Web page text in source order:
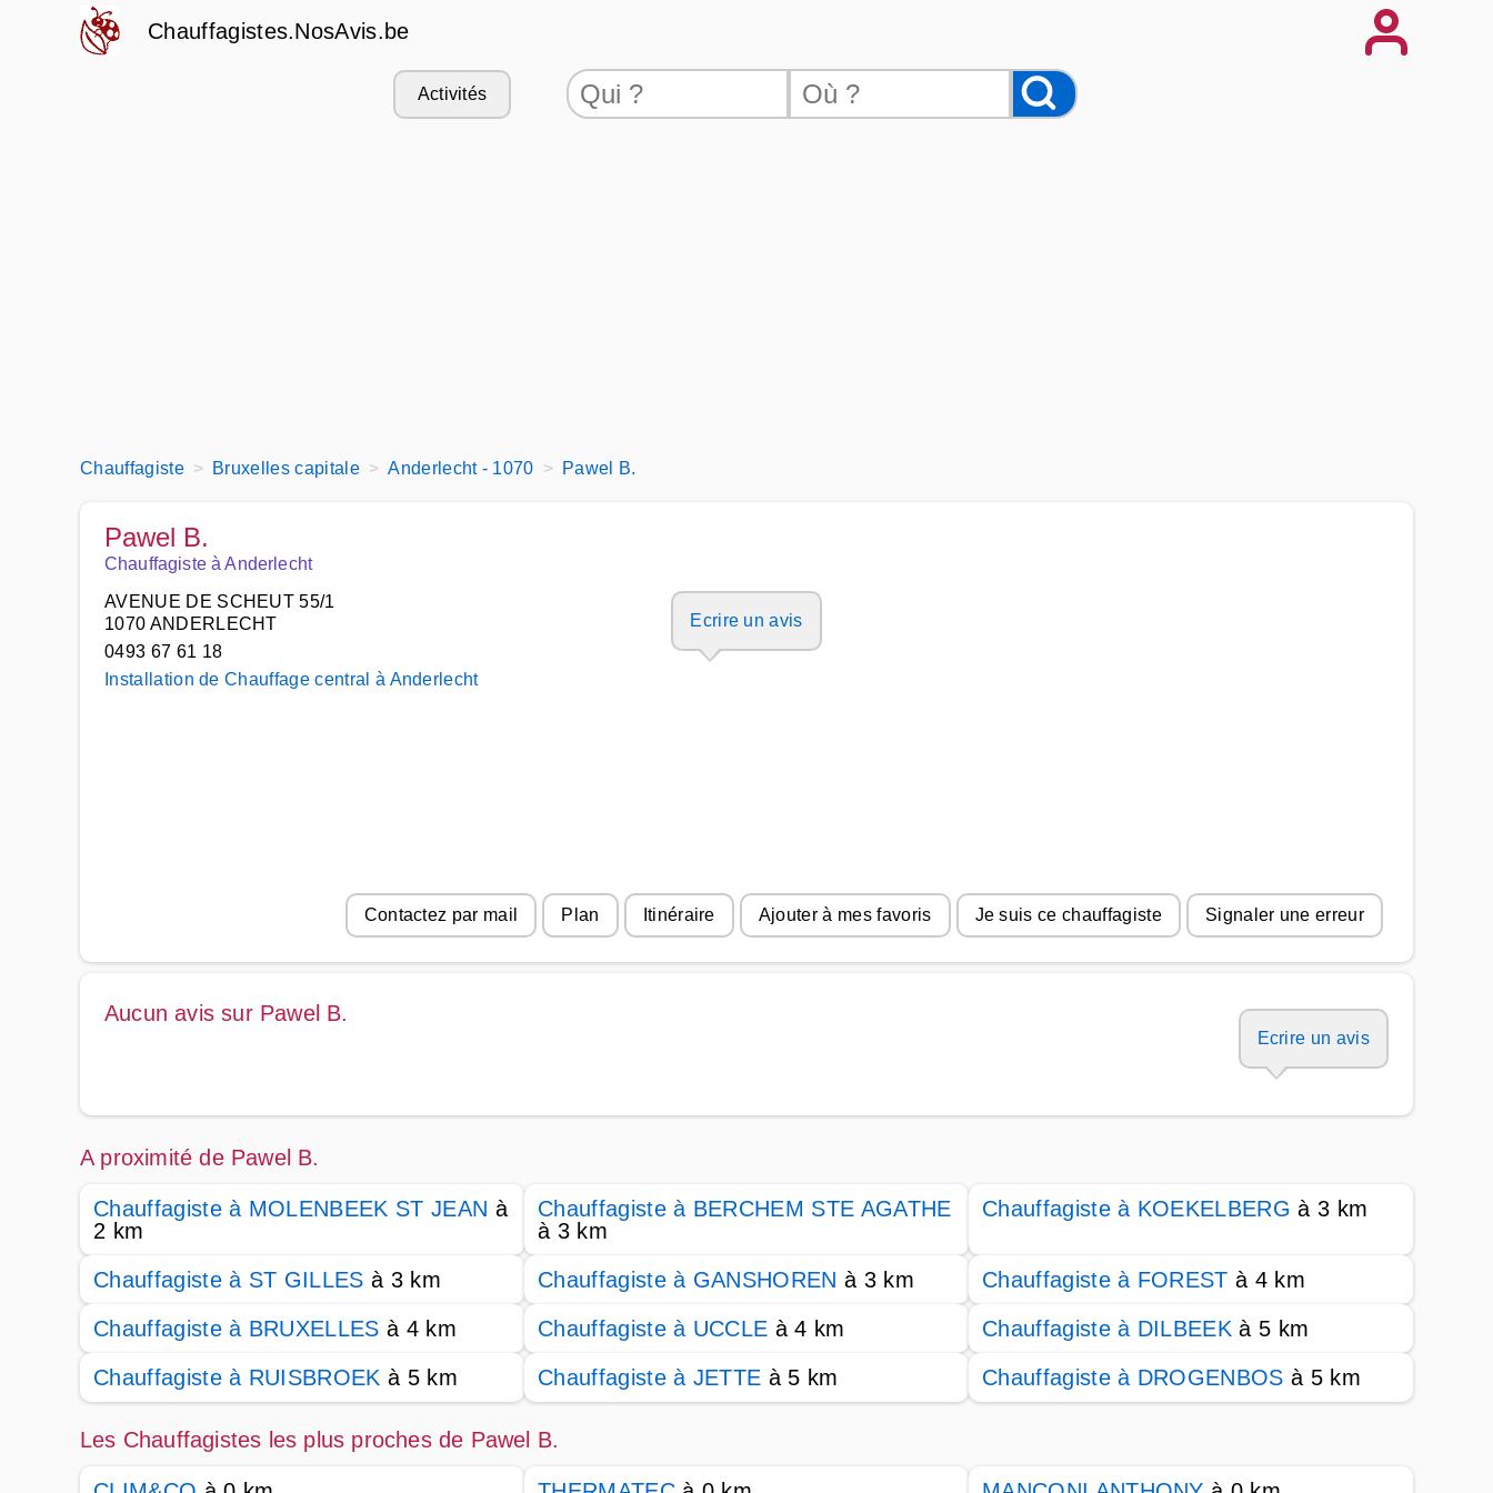
Chauffagistes.NosAvis.be
Activités
Chauffagiste Bruxelles capitale Anderlecht - 1070 Pawel B.
Pawel B.
Chauffagiste à Anderlecht
AVENUE DE SCHEUT 55/1
1070 ANDERLECHT
0493 67 61 18
Installation de Chauffage central à Anderlecht
Ecrire un avis
Contactez par mail Plan Itinéraire Ajouter à mes favoris Je suis ce chauffagiste Signaler une erreur
Aucun avis sur Pawel B.
Ecrire un avis
A proximité de Pawel B.
Chauffagiste à MOLENBEEK ST JEAN à
2 km
Chauffagiste à BERCHEM STE AGATHE
à 3 km
Chauffagiste à KOEKELBERG à 3 km
Chauffagiste à ST GILLES à 3 km Chauffagiste à GANSHOREN à 3 km Chauffagiste à FOREST à 4 km
Chauffagiste à BRUXELLES à 4 km Chauffagiste à UCCLE à 4 km Chauffagiste à DILBEEK à 5 km
Chauffagiste à RUISBROEK à 5 km Chauffagiste à JETTE à 5 km Chauffagiste à DROGENBOS à 5 km
Les Chauffagistes les plus proches de Pawel B.